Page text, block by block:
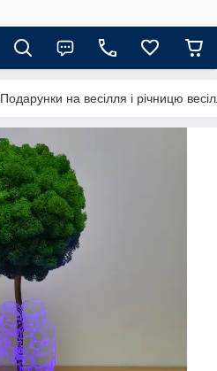
Подарунки на весілля і річницю